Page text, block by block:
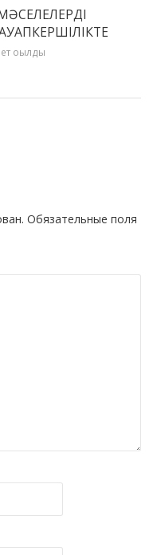
оқылды
Обязательные поля